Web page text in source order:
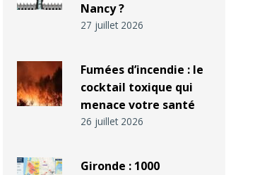
Nancy ?
27 juillet 2026
Fumées d’incendie : le
cocktail toxique qui
menace votre santé
26 juillet 2026
Gironde : 1000